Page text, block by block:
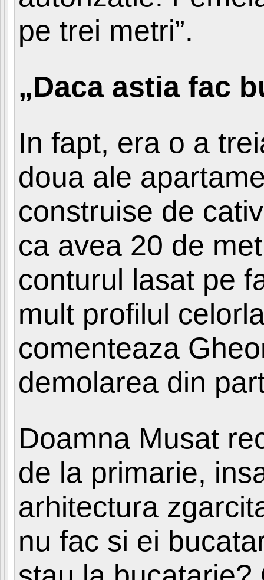
pe trei metri”.
„Daca astia fac
In fapt, era o a
doua ale
construise de
ca avea 20 de
conturul lasat pe
mult profilul
comenteaza
demolarea din
Doamna Musat
de la primarie,
arhitectura
nu fac si ei